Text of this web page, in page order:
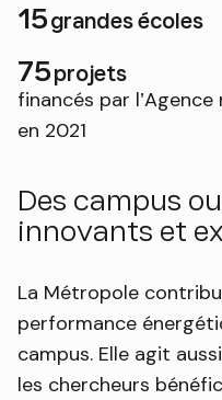
15grandes écoles
75projets
financés par
en 2021
Des campus
innovants et
La Métropole
performance
campus. Elle agit
les chercheurs